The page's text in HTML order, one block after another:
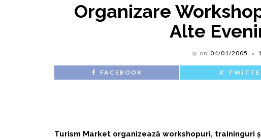
Organizare
Alte
on 04/01/2005
FACEBOOK
Turism Market organizează workshopuri,